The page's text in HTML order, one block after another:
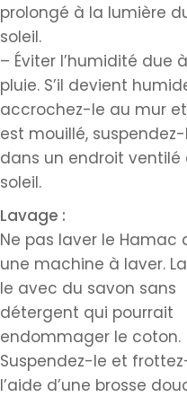
prolongé à la lumière
soleil.
– Éviter l’humidité due
pluie. S’il devient
accrochez-le au mur et
est mouillé,
dans un endroit ventilé
soleil.
Lavage :
Ne pas laver le Hamac
une machine à laver.
le avec du savon sans
détergent qui pourrait
endommager le coton.
Suspendez-le et
l’aide d’une brosse